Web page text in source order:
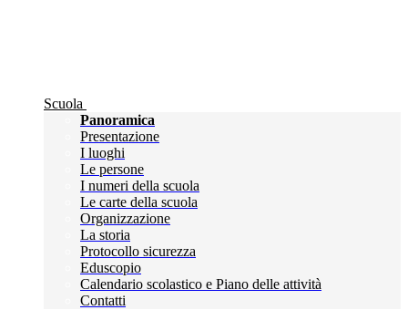
Scuola
Panoramica
Presentazione
I luoghi
Le persone
I numeri della scuola
Le carte della scuola
Organizzazione
La storia
Protocollo sicurezza
Eduscopio
Calendario scolastico e Piano delle attività
Contatti